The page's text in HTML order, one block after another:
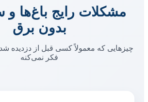
مشکلات رایج باغ‌ها و
بدون برق
چیزهایی که معمولاً کسی قبل از دزدیده
فکر نمی‌کنه